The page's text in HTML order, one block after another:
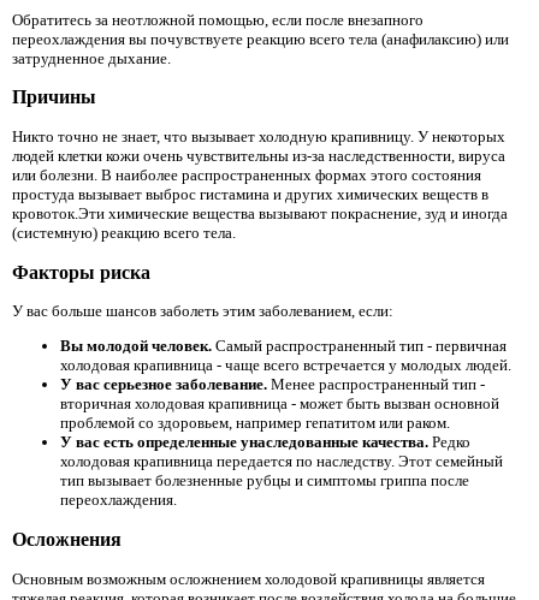
Обратитесь за неотложной помощью, если после внезапного
переохлаждения вы почувствуете реакцию всего тела (анафилаксию) или
затрудненное дыхание.
Причины
Никто точно не знает, что вызывает холодную крапивницу. У некоторых
людей клетки кожи очень чувствительны из-за наследственности, вируса
или болезни. В наиболее распространенных формах этого состояния
простуда вызывает выброс гистамина и других химических веществ в
кровоток.Эти химические вещества вызывают покраснение, зуд и иногда
(системную) реакцию всего тела.
Факторы риска
У вас больше шансов заболеть этим заболеванием, если:
Вы молодой человек. Самый распространенный тип - первичная
холодовая крапивница - чаще всего встречается у молодых людей.
У вас серьезное заболевание. Менее распространенный тип -
вторичная холодовая крапивница - может быть вызван основной
проблемой со здоровьем, например гепатитом или раком.
У вас есть определенные унаследованные качества. Редко
холодовая крапивница передается по наследству. Этот семейный
тип вызывает болезненные рубцы и симптомы гриппа после
переохлаждения.
Осложнения
Основным возможным осложнением холодовой крапивницы является